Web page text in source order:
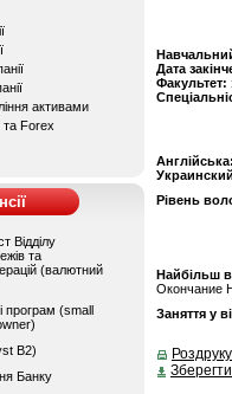
активами
та Forex
Відділу
та
(валютний
і програм (small
B2)
Банку
Дата
Факультет:
Англійська:
Рівень
Найбільш
Окончание
Заняття у